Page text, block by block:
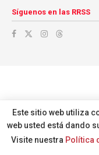
Síguenos en las RRSS
Este sitio web utiliza
web usted está dando
Visite nuestra Política